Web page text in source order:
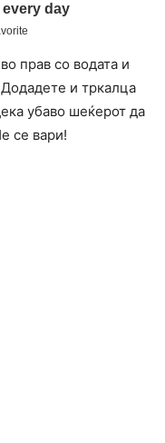
прав со водата и
и тркалца
убаво шеќерот да
се вари!